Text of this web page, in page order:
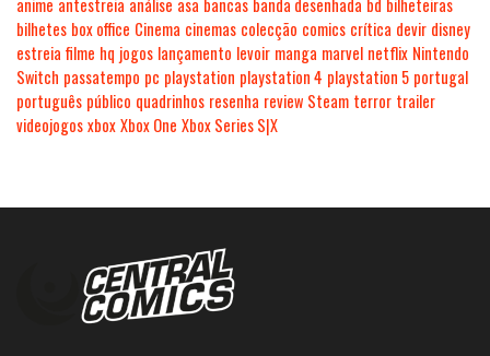
anime antestreia análise asa bancas banda desenhada bd bilheteiras
bilhetes box office Cinema cinemas colecção comics crítica devir disney
estreia filme hq jogos lançamento levoir manga marvel netflix Nintendo
Switch passatempo pc playstation playstation 4 playstation 5 portugal
português público quadrinhos resenha review Steam terror trailer
videojogosxboxXbox One Xbox Series S|X